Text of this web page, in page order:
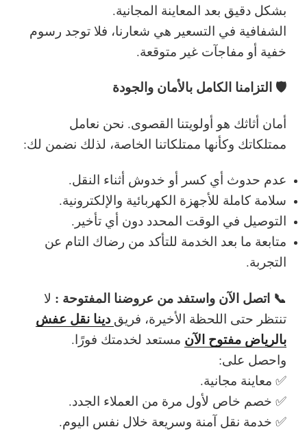
بشكل دقيق بعد المعاينة المجانية.
الشفافية في التسعير هي شعارنا، فلا توجد رسوم
خفية أو مفاجآت غير متوقعة.
🛡️ التزامنا الكامل بالأمان والجودة
أمان أثاثك هو أولويتنا القصوى. نحن نعامل
ممتلكاتك وكأنها ممتلكاتنا الخاصة، لذلك نضمن لك:
عدم حدوث أي كسر أو خدوش أثناء النقل.
سلامة كاملة للأجهزة الكهربائية والإلكترونية.
التوصيل في الوقت المحدد دون أي تأخير.
متابعة ما بعد الخدمة للتأكد من رضاك التام عن
التجربة.
📞 اتصل الآن واستفد من عروضنا المفتوحة : لا
تنتظر حتى اللحظة الأخيرة، فريق دينا نقل عفش
بالرياض مفتوح الآن مستعد لخدمتك فورًا.
واحصل على:
✅ معاينة مجانية.
✅ خصم خاص لأول مرة من العملاء الجدد.
✅ خدمة نقل آمنة وسريعة خلال نفس اليوم.